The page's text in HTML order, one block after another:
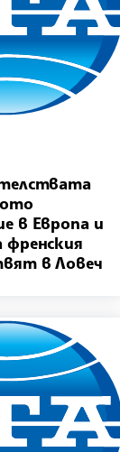
в Европа и
в Ловеч